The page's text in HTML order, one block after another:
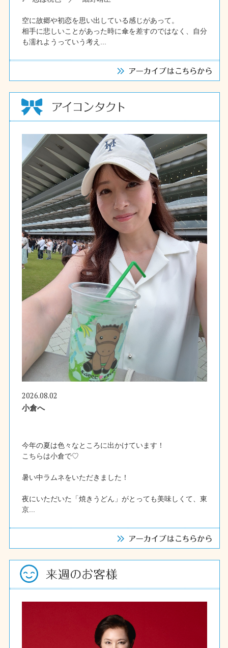
空に故郷や初恋を思い出している感じがあって。
相手に悲しいことがあった時に傘を差すのではなく、自分
も濡れようっていう考え...
2026.08.02
小倉へ
今年の夏は色々なところに出かけています！
こちらは小倉で♡
暑い中ラムネをいただきました！
夜にいただいた「焼きうどん」がとっても美味しくて、東
京...